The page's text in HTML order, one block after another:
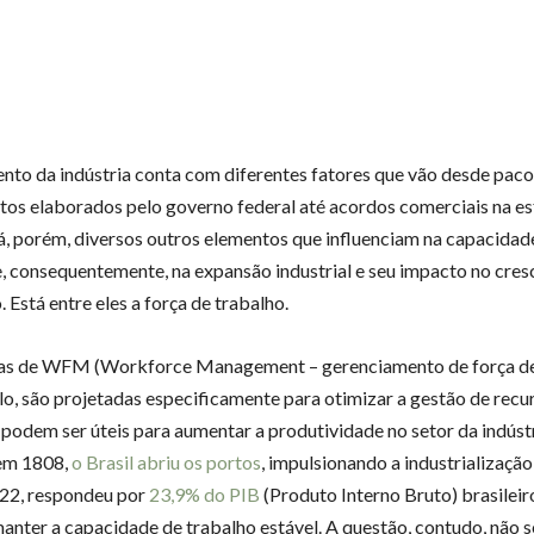
da indústria conta com diferentes fatores que vão desde
elaborados pelo governo federal até acordos comerciais na
porém, diversos outros elementos que influenciam na
consequentemente, na expansão industrial e seu impacto no
Está entre eles a força de trabalho.
de WFM (Workforce Management – gerenciamento de força
são projetadas especificamente para otimizar a gestão de
ser úteis para aumentar a produtividade no setor da
1808,o Brasil abriu os portos, impulsionando a
respondeu por 23,9% do PIB (Produto Interno Bruto)
a capacidade de trabalho estável. A questão, contudo, não